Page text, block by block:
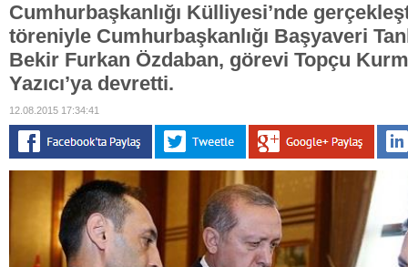
Cumhurbaşkanlığı Külliyesi’nde
töreniyle Cumhurbaşkanlığı Başyaveri
Bekir Furkan Özdaban, görevi Topçu
Yazıcı’ya devretti.
12.08.2015 17:34:41